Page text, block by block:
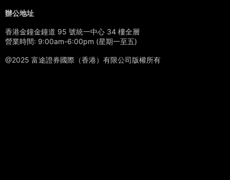
辦公地址
香港金鐘金鐘道 95 號統一中心 34 樓全層
營業時間: 9:00am-6:00pm (星期一至五)
@2025 富途證券國際（香港）有限公司版權所有